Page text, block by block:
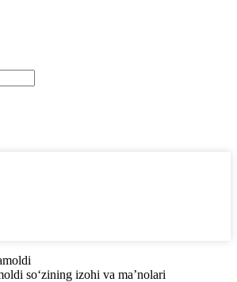
so‘zining izohi va ma’nolari